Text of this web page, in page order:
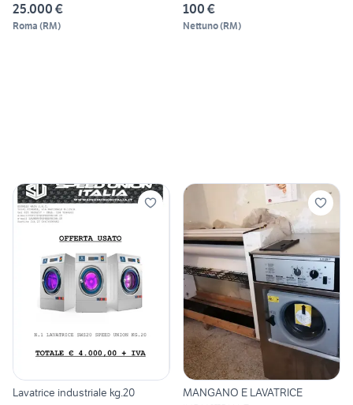
25.000 €
Roma (RM)
100 €
Nettuno(RM)
Lavatrice industriale kg.20
MANGANO E LAVATRICE